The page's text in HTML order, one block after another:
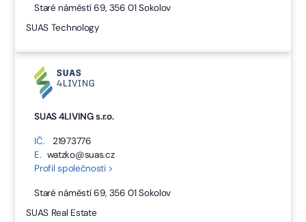
Staré náměstí 69, 356 01 Sokolov
SUAS Technology
SUAS 4LIVING s.r.o.
IČ.
21973776
E. watzko@suas.cz
Profil společnosti >
Staré náměstí 69, 356 01 Sokolov
SUAS Real Estate